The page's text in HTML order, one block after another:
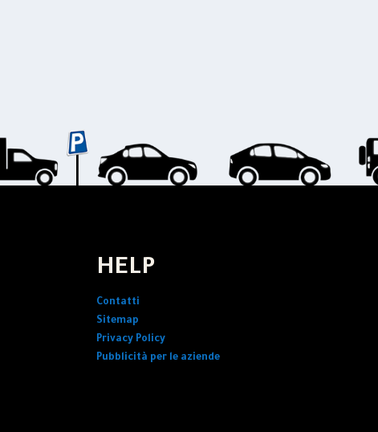
HELP
Contatti
Sitemap
Privacy Policy
Pubblicità per le aziende